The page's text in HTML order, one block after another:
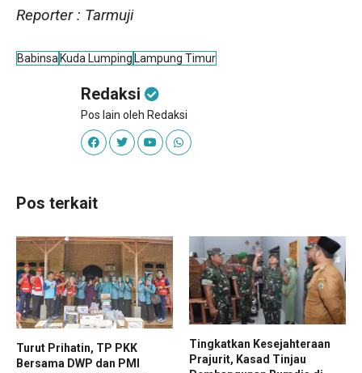
Reporter : Tarmuji
Babinsa Kuda Lumping Lampung Timur
Redaksi
Pos lain oleh Redaksi
Pos terkait
Turut Prihatin, TP PKK
Bersama DWP dan PMI
Tingkatkan Kesejahteraan
Prajurit, Kasad Tinjau